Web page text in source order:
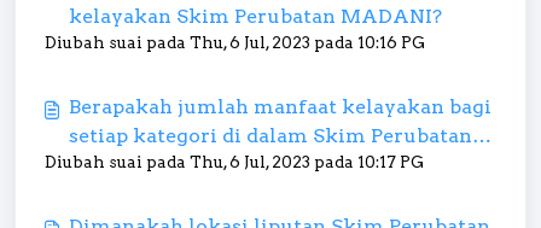
kelayakan Skim Perubatan MADANI?
Diubah suai pada Thu, 6 Jul, 2023 pada 10:16 PG
Berapakah jumlah manfaat kelayakan bagi
setiap kategori di dalam Skim Perubatan
MADANI?
Diubah suai pada Thu, 6 Jul, 2023 pada 10:17 PG